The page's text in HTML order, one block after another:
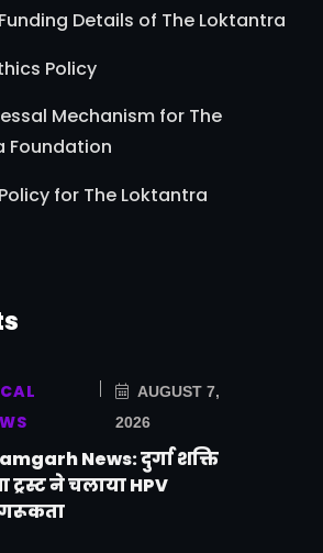
Details of The Loktantra
Policy
Mechanism for The
Foundation
for The Loktantra
AUGUST 7,
2026
News: दुर्गा शक्ति
ट्रस्ट ने चलाया HPV